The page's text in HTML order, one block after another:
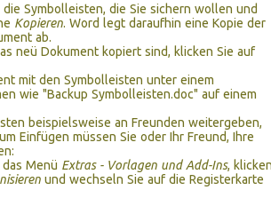
Symbolleisten, die Sie sichern wollen und
Kopieren. Word legt daraufhin eine Kopie der
ab.
neü Dokument kopiert sind, klicken Sie auf
mit den Symbolleisten unter einem
wie "Backup Symbolleisten.doc" auf einem
beispielsweise an Freunden weitergeben,
Einfügen müssen Sie oder Ihr Freund, Ihre
Menü Extras - Vorlagen und Add-Ins,
und wechseln Sie auf die Registerkarte